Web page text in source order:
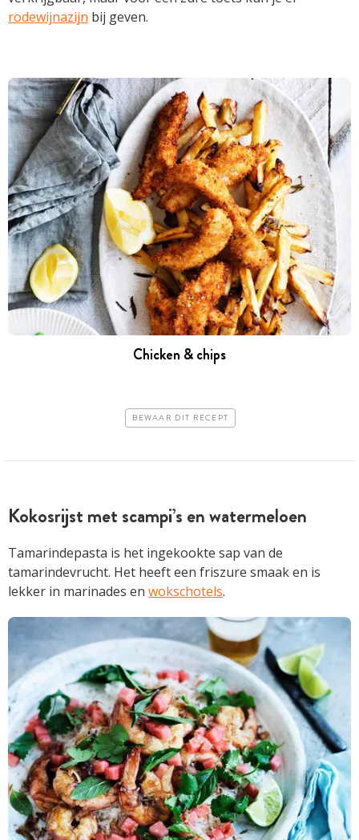
rodewijnazijn bij geven.
Chicken & chips
BEWAAR DIT RECEPT
Kokosrijst met scampi’s en watermeloen
Tamarindepasta is het ingekookte sap van de
tamarindevrucht. Het heeft een friszure smaak en is
lekker in marinades en wokschotels.